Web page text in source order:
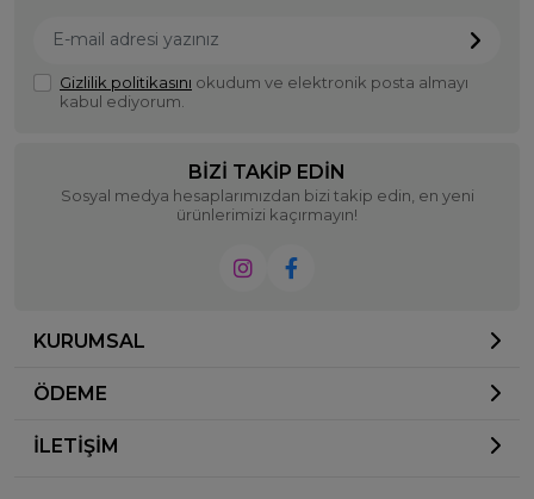
Gizlilik politikasını okudum ve elektronik posta almayı
kabul ediyorum.
BIZI TAKIP EDIN
Sosyal medya hesaplarımızdan bizi takip edin, en yeni
ürünlerimizi kaçırmayın!
KURUMSAL
ÖDEME
İLETİŞİM